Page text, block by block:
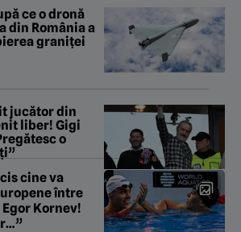
ce o dronă
din România a
graniței
jucător din
liber! Gigi
o
cine va
între
Kornev!